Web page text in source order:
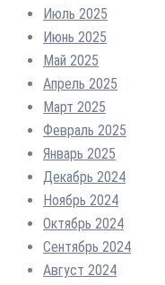
Июль 2025
Июнь 2025
Май 2025
Апрель 2025
Март 2025
Февраль 2025
Январь 2025
Декабрь 2024
Ноябрь 2024
Октябрь 2024
Сентябрь 2024
Август 2024